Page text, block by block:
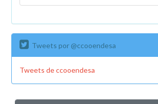
Tweets por @ccooendesa
Tweets de ccooendesa